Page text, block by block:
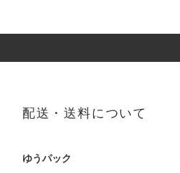
配送・送料について
ゆうパック